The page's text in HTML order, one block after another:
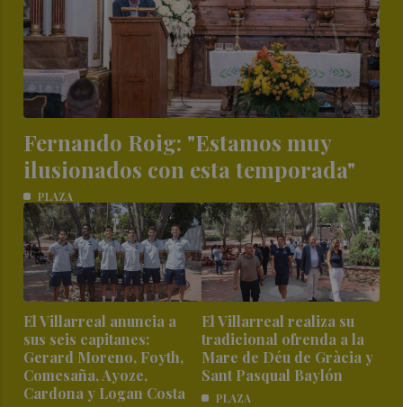
Fernando Roig: "Estamos muy
ilusionados con esta temporada"
PLAZA
El Villarreal anuncia a
sus seis capitanes:
Gerard Moreno, Foyth,
Comesaña, Ayoze,
Cardona y Logan Costa
El Villarreal realiza su
tradicional ofrenda a la
Mare de Déu de Gràcia y
Sant Pasqual Baylón
PLAZA